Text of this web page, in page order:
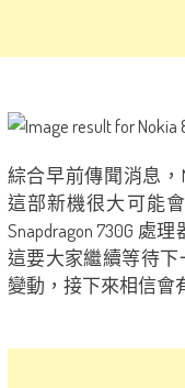
綜合早前傳聞消息，
這部新機很大可能
Snapdragon 730G 處
這要大家繼續等待下
變動，接下來相信會